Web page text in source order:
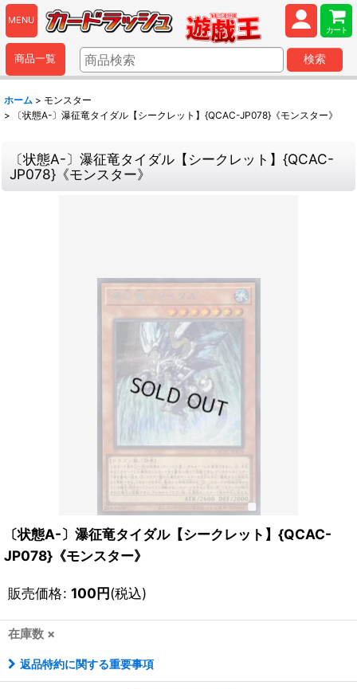
MENU
カート
商品一覧 検索
ホーム > モンスター
>
〔状態A-〕瀑征竜タイダル【シークレット】{QCAC-JP078}《モンスター》
〔状態A-〕瀑征竜タイダル【シークレット】{QCAC-
JP078}《モンスター》
〔状態A-〕瀑征竜タイダル【シークレット】{QCAC-
JP078}《モンスター》
販売価格: 100円(税込)
在庫数 ×
返品特約に関する重要事項